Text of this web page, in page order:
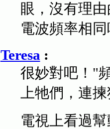
眼，沒有理
電波頻率相
Teresa :
很妙對吧！"
上牠們，連
電視上看過